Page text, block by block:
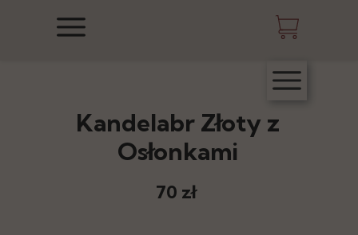
Kandelabr Złoty z
Osłonkami
70 zł